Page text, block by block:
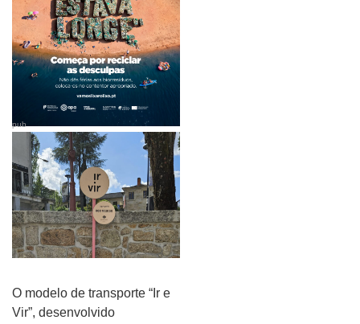
pub
O modelo de transporte “Ir e
Vir”, desenvolvido